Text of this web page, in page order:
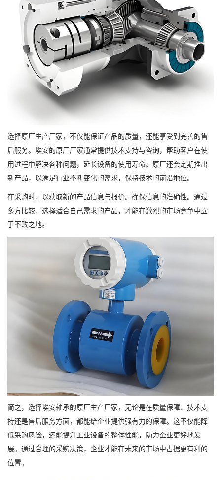
选择原厂生产厂家，不仅能保证产品的质量，还能享受到完善的售
后服务。埃安的原厂厂家通常提供技术支持与咨询，帮助客户在使
用过程中解决各种问题，延长设备的使用寿命。原厂还会定期推出
新产品，以满足行业不断变化的需求，保持技术的前沿地位。
在采购时，以获取新的产品信息与报价。确保信息的准确性。通过
多方比较，选择适合自己需求的产品，才能在激烈的市场竞争中立
于不败之地。
简之，选择埃安轴承的原厂生产厂家，无论是在质量保障、技术支
持还是售后服务方面，都能给企业提供强有力的保障。这不仅能降
低采购风险，还能提升工业设备的整体性能，助力企业更好地发
展。通过合理的采购决策，企业才能在未来的市场中占据更有利的
位置。